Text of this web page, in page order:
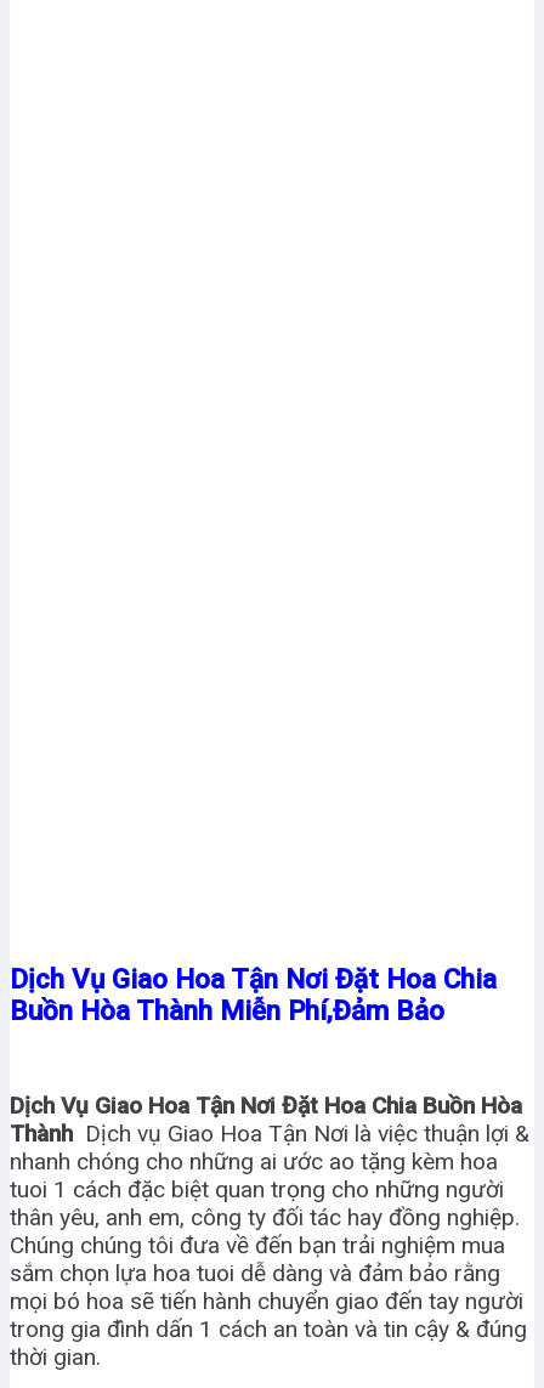
Dịch Vụ Giao Hoa Tận Nơi Đặt Hoa Chia
Buồn Hòa Thành Miễn Phí,Đảm Bảo
Dịch Vụ Giao Hoa Tận Nơi Đặt Hoa Chia Buồn Hòa
Thành Dịch vụ Giao Hoa Tận Nơi là việc thuận lợi &
nhanh chóng cho những ai ước ao tặng kèm hoa
tuoi 1 cách đặc biệt quan trọng cho những người
thân yêu, anh em, công ty đối tác hay đồng nghiệp.
Chúng chúng tôi đưa về đến bạn trải nghiệm mua
sắm chọn lựa hoa tuoi dễ dàng và đảm bảo rằng
mọi bó hoa sẽ tiến hành chuyển giao đến tay người
trong gia đình dấn 1 cách an toàn và tin cậy & đúng
thời gian.